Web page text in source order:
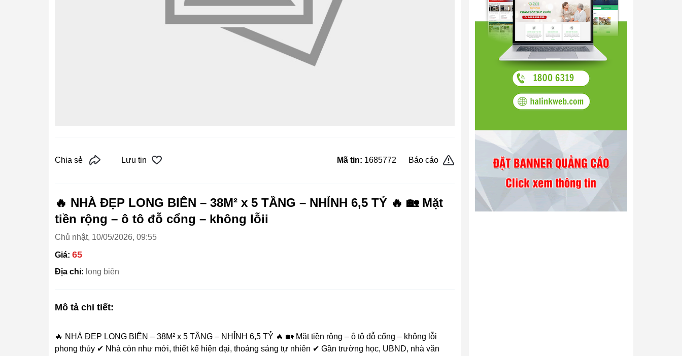
Chia sẻ Lưu tin Mã tin: 1685772 Báo cáo
🔥 NHÀ ĐẸP LONG BIÊN – 38M² x 5 TẦNG – NHỈNH 6,5 TỶ 🔥 🏡 Mặt
tiền rộng – ô tô đỗ cổng – không lỗii
Chủ nhật, 10/05/2026, 09:55
Giá: 65
Địa chỉ: long biên
Mô tả chi tiết:
🔥 NHÀ ĐẸP LONG BIÊN – 38M² x 5 TẦNG – NHỈNH 6,5 TỶ 🔥 🏡 Mặt tiền rộng – ô tô đỗ cổng – không lỗi
phong thủy ✔ Nhà còn như mới, thiết kế hiện đại, thoáng sáng tự nhiên ✔ Gần trường học, UBND, nhà văn